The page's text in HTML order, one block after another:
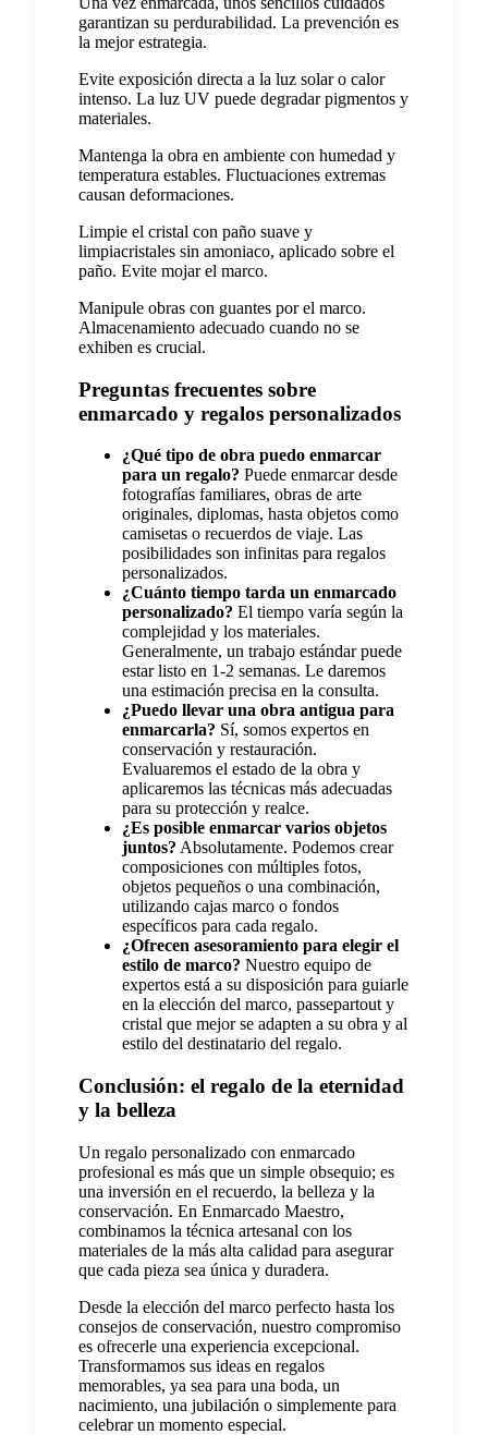
garantizan su perdurabilidad. La prevención es
la mejor estrategia.
Evite exposición directa a la luz solar o calor
intenso. La luz UV puede degradar pigmentos y
materiales.
Mantenga la obra en ambiente con humedad y
temperatura estables. Fluctuaciones extremas
causan deformaciones.
Limpie el cristal con paño suave y
limpiacristales sin amoniaco, aplicado sobre el
paño. Evite mojar el marco.
Manipule obras con guantes por el marco.
Almacenamiento adecuado cuando no se
exhiben es crucial.
Preguntas frecuentes sobre
enmarcado y regalos personalizados
¿Qué tipo de obra puedo enmarcar
para un regalo? Puede enmarcar desde
fotografías familiares, obras de arte
originales, diplomas, hasta objetos como
camisetas o recuerdos de viaje. Las
posibilidades son infinitas para regalos
personalizados.
¿Cuánto tiempo tarda un enmarcado
personalizado? El tiempo varía según la
complejidad y los materiales.
Generalmente, un trabajo estándar puede
estar listo en 1-2 semanas. Le daremos
una estimación precisa en la consulta.
¿Puedo llevar una obra antigua para
enmarcarla? Sí, somos expertos en
conservación y restauración.
Evaluaremos el estado de la obra y
aplicaremos las técnicas más adecuadas
para su protección y realce.
¿Es posible enmarcar varios objetos
juntos? Absolutamente. Podemos crear
composiciones con múltiples fotos,
objetos pequeños o una combinación,
utilizando cajas marco o fondos
específicos para cada regalo.
¿Ofrecen asesoramiento para elegir el
estilo de marco? Nuestro equipo de
expertos está a su disposición para guiarle
en la elección del marco, passepartout y
cristal que mejor se adapten a su obra y al
estilo del destinatario del regalo.
Conclusión: el regalo de la eternidad
y la belleza
Un regalo personalizado con enmarcado
profesional es más que un simple obsequio; es
una inversión en el recuerdo, la belleza y la
conservación. En Enmarcado Maestro,
combinamos la técnica artesanal con los
materiales de la más alta calidad para asegurar
que cada pieza sea única y duradera.
Desde la elección del marco perfecto hasta los
consejos de conservación, nuestro compromiso
es ofrecerle una experiencia excepcional.
Transformamos sus ideas en regalos
memorables, ya sea para una boda, un
nacimiento, una jubilación o simplemente para
celebrar un momento especial.